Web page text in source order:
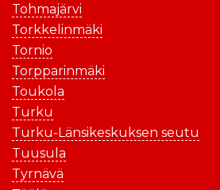
Tohmajärvi
Torkkelinmäki
Tornio
Torpparinmäki
Toukola
Turku
Turku-Länsikeskuksen seutu
Tuusula
Tyrnävä